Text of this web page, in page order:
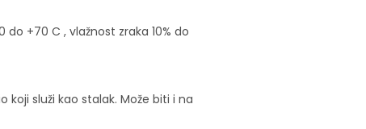
+70 C , vlažnost zraka 10% do
koji služi kao stalak. Može biti i na